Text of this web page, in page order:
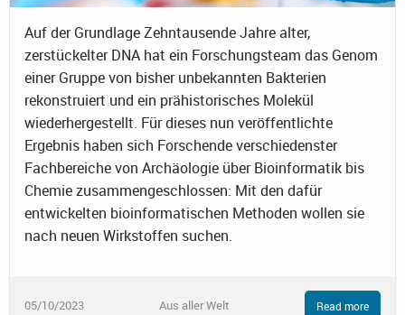
Auf der Grundlage Zehntausende Jahre alter,
zerstückelter DNA hat ein Forschungsteam das Genom
einer Gruppe von bisher unbekannten Bakterien
rekonstruiert und ein prähistorisches Molekül
wiederhergestellt. Für dieses nun veröffentlichte
Ergebnis haben sich Forschende verschiedenster
Fachbereiche von Archäologie über Bioinformatik bis
Chemie zusammengeschlossen: Mit den dafür
entwickelten bioinformatischen Methoden wollen sie
nach neuen Wirkstoffen suchen.
05/10/2023 Aus aller Welt Read more